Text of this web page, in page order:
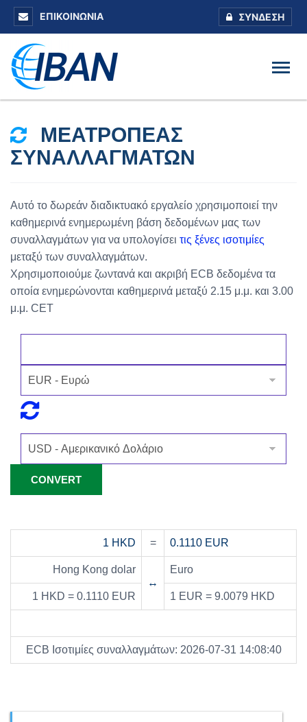
ΕΠΙΚΟΙΝΩΝΊΑ ΣΎΝΔΕΣΗ
ΜΕΑΤΡΟΠΈΑΣ
ΣΥΝΑΛΛΑΓΜΆΤΩΝ
Αυτό το δωρεάν διαδικτυακό εργαλείο χρησιμοποιεί την
καθημερινά ενημερωμένη βάση δεδομένων μας των
συναλλαγμάτων για να υπολογίσει τις ξένες ισοτιμίες
μεταξύ των συναλλαγμάτων.
Χρησιμοποιούμε ζωντανά και ακριβή ECB δεδομένα τα
οποία ενημερώνονται καθημερινά μεταξύ 2.15 μ.μ. και 3.00
μ.μ. CET
1 HKD = 0.1110 EUR
Hong Kong dolar
↔
Euro
1 HKD = 0.1110 EUR 1 EUR = 9.0079 HKD
ECB Ισοτιμίες συναλλαγμάτων: 2026-07-31 14:08:40